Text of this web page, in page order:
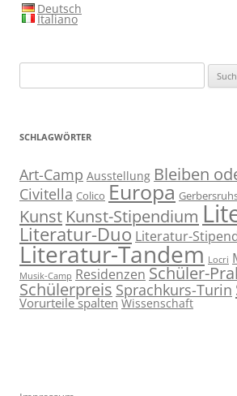
Deutsch
Italiano
nach:
SCHLAGWÖRTER
Art-Camp Ausstellung Bleiben
Civitella Colico Europa
Kunst Kunst-Stipendium
Literatur-Duo Literatur-
Literatur-Tandem Locri
Musik-Camp Residenzen Schüler-
Schülerpreis Sprachkurs-Turin
Vorurteile spalten Wissenschaft